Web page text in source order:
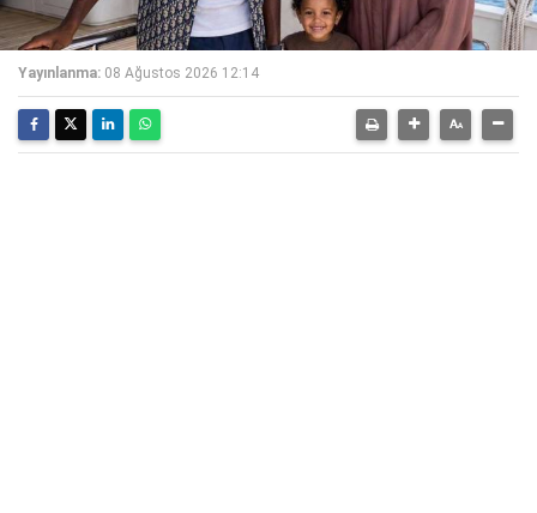
Yayınlanma: 08 Ağustos 2026 12:14